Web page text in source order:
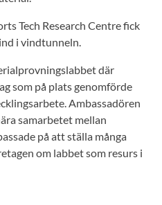
Tech Research Centre fick
i vindtunneln.
där
som på plats genomförde
Ambassadören
samarbetet mellan
på att ställa många
om labbet som resurs i